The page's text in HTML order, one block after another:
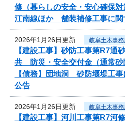
修（暮らしの安全・安心確保
江南線ほか 舗装補修工事に関
2026年1月26日更新 岐阜土木事
【建設工事】砂防工事第R7
共 防災・安全交付金（通常砂
【債務】団地洞 砂防堰堤工
公告
2026年1月26日更新 岐阜土木事
【建設工事】河川工事第R7